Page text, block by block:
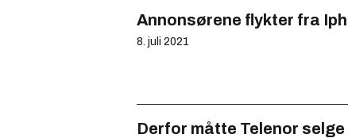
Annonsørene flykter fra
8. juli 2021
Derfor måtte Telenor